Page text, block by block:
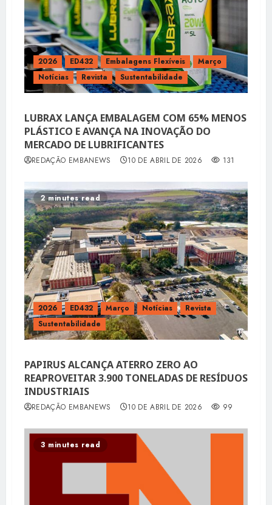
2026 ED432 Embalagens Flexíveis
Março
Notícias
Revista Sustentabilidade
LUBRAX LANÇA EMBALAGEM COM 65% MENOS
PLÁSTICO E AVANÇA NA INOVAÇÃO DO
MERCADO DE LUBRIFICANTES
REDAÇÃO EMBANEWS 10 DE ABRIL DE 2026 131
2 minutes read
2026 ED432 Março Notícias
Revista
Sustentabilidade
PAPIRUS ALCANÇA ATERRO ZERO AO
REAPROVEITAR 3.900 TONELADAS DE RESÍDUOS
INDUSTRIAIS
REDAÇÃO EMBANEWS 10 DE ABRIL DE 2026 99
3 minutes read